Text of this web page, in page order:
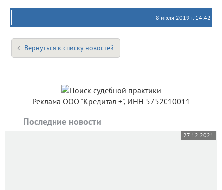
8 июля 2019 г. 14:42
Вернуться к списку новостей
Реклама ООО "Кредитал +", ИНН 5752010011
Последние новости
27.12.2021